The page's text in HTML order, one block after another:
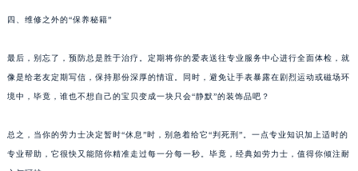
四、维修之外的“保养秘籍”
最后，别忘了，预防总是胜于治疗。定期将你的爱表送往专业服务中心进行全面体检，就
像是给老友定期写信，保持那份深厚的情谊。同时，避免让手表暴露在剧烈运动或磁场环
境中，毕竟，谁也不想自己的宝贝变成一块只会“静默”的装饰品吧？
总之，当你的劳力士决定暂时“休息”时，别急着给它“判死刑”。一点专业知识加上适时的
专业帮助，它很快又能陪你精准走过每一分每一秒。毕竟，经典如劳力士，值得你倾注耐